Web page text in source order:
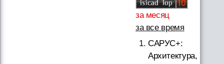
за месяц
за все время
САРУС+:
Архитектура,